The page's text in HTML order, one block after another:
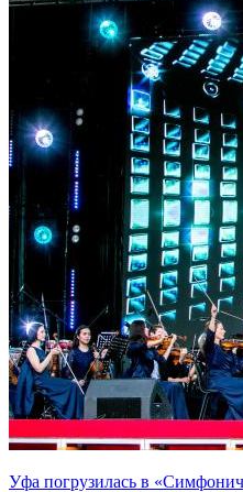
Уфа погрузилась в